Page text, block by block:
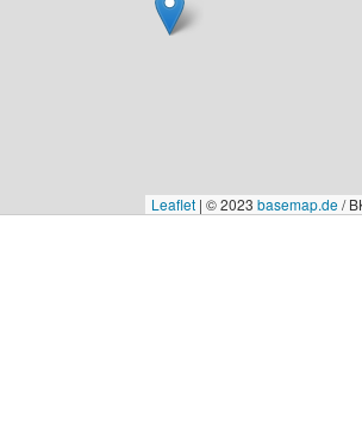
Leaflet | © 2023 basemap.de/